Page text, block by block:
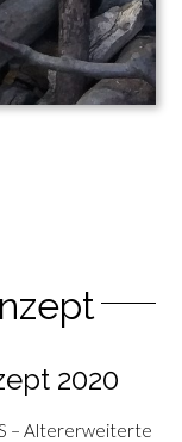
2020
– Altererweiterte